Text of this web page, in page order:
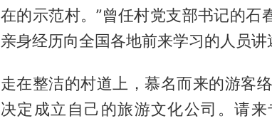
在的示范村。”曾任村党支部书记的石
亲身经历向全国各地前来学习的人员讲
走在整洁的村道上，慕名而来的游客
决定成立自己的旅游文化公司。请